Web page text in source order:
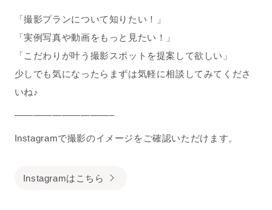
「撮影プランについて知りたい！」
「実例写真や動画をもっと見たい！」
「こだわりが叶う撮影スポットを提案して欲しい」
少しでも気になったらまずは気軽に相談してみてくださ
いね♪
——————————–
Instagramで撮影のイメージをご確認いただけます。
Instagramはこちら